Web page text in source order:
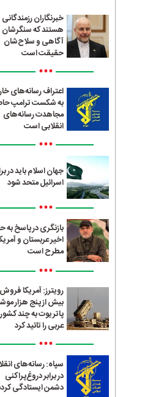
خبرنگاران رزمندگانی
هستند که سنگرشان
آگاهی و سلاح‌شان
حقیقت است
•••
اعتراف رسانه‌های
به شکست ترامپ
مجاهدت رسانه‌های
انقلابی است
•••
جهان اسلام باید در
اسرائیل متحد شود
•••
بازنگری در پاسخ به
اخیر عربستان و
مطرح است
•••
رویترز: آمریکا فروش
بیش از پنج هزار
پاتریوت به چند کشور
عربی را تائید کرد
•••
سپاه: رسانه‌های
در برابر دروغ‌پراکنی
دشمن ایستادگی